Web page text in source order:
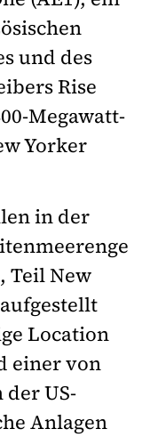
und des
Rise
Megawatt-
Yorker
in der
Teil New
Location
einer von
US-
Anlagen